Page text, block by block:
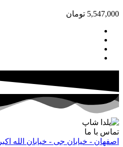
5,547,000 تومان
تماس با ما
اصفهان - خیابان جی - خیابان الله اکبر